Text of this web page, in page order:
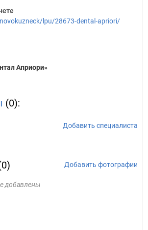
lpu/28673-dental-apriori/
Априори»
(0):
Добавить специалиста
Добавить фотографии
добавлены